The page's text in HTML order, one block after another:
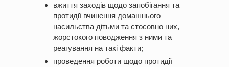
вжиття заходів щодо запобігання та
протидії вчинення домашнього
насильства дітьми та стосовно них,
жорстокого поводження з ними та
реагування на такі факти;
проведення роботи щодо протидії